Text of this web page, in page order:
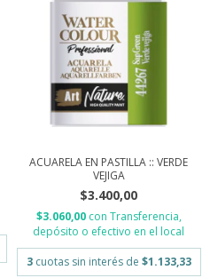
ACUARELA EN PASTILLA :: VERDE
VEJIGA
$3.400,00
$3.060,00 con Transferencia,
depósito o efectivo en el local
3 cuotas sin interés de $1.133,33